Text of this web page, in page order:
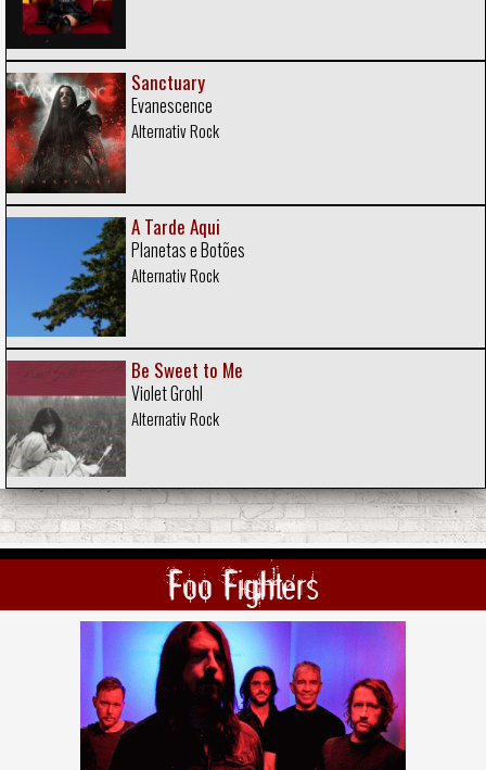
Sanctuary
Evanescence
Alternativ Rock
A Tarde Aqui
Planetas e Botões
Alternativ Rock
Be Sweet to Me
Violet Grohl
Alternativ Rock
Foo Fighters